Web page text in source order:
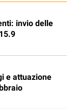
invio delle
e attuazione